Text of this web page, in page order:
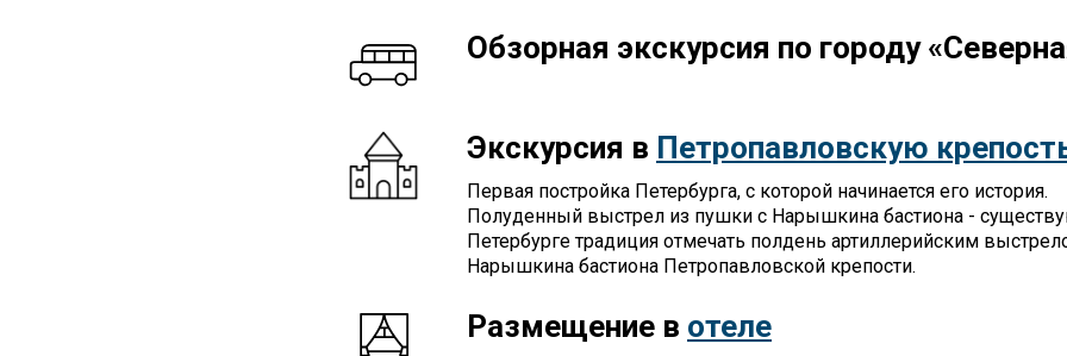
Обзорная экскурсия по городу
Экскурсия в Петропавловскую
Первая постройка Петербурга, с которой начинается его история.
Полуденный выстрел из пушки с Нарышкина бастиона -
Петербурге традиция отмечать полдень артиллерийским
Нарышкина бастиона Петропавловской крепости.
Размещение в отеле